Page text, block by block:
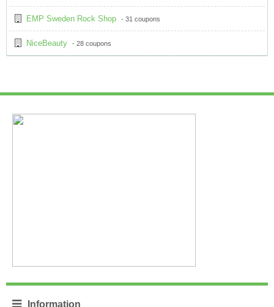
EMP Sweden Rock Shop - 31 coupons
NiceBeauty - 28 coupons
Information